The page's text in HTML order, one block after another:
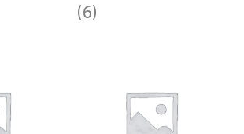
(6)